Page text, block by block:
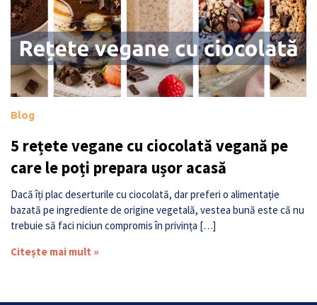
Blog
5 rețete vegane cu ciocolată vegană pe
care le poți prepara ușor acasă
Dacă îți plac deserturile cu ciocolată, dar preferi o alimentație
bazată pe ingrediente de origine vegetală, vestea bună este că nu
trebuie să faci niciun compromis în privința […]
Citește mai mult »